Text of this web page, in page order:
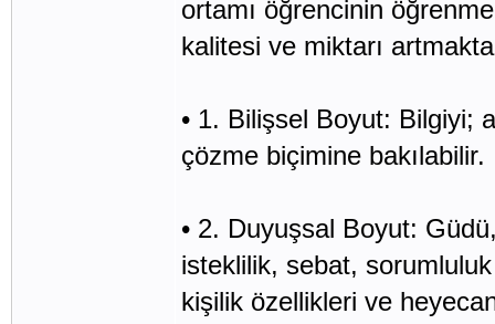
ortamı öğrencinin
kalitesi ve miktarı
• 1. Bilişsel Boyut: Bilgiyi;
çözme biçimine bakılabilir.
• 2. Duyuşsal Boyut:
isteklilik, sebat,
kişilik özellikleri ve